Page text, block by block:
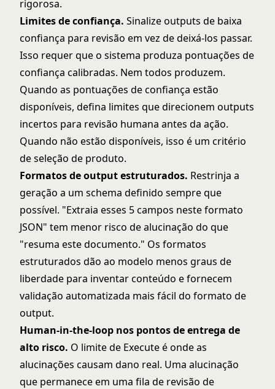
rigorosa.
Limites de confiança. Sinalize outputs de baixa
confiança para revisão em vez de deixá-los passar.
Isso requer que o sistema produza pontuações de
confiança calibradas. Nem todos produzem.
Quando as pontuações de confiança estão
disponíveis, defina limites que direcionem outputs
incertos para revisão humana antes da ação.
Quando não estão disponíveis, isso é um critério
de seleção de produto.
Formatos de output estruturados. Restrinja a
geração a um schema definido sempre que
possível. "Extraia esses 5 campos neste formato
JSON" tem menor risco de alucinação do que
"resuma este documento." Os formatos
estruturados dão ao modelo menos graus de
liberdade para inventar conteúdo e fornecem
validação automatizada mais fácil do formato de
output.
Human-in-the-loop nos pontos de entrega de
alto risco. O limite de Execute é onde as
alucinações causam dano real. Uma alucinação
que permanece em uma fila de revisão de